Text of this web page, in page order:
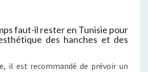
faut-il rester en Tunisie pour
des hanches et des
il est recommandé de prévoir un